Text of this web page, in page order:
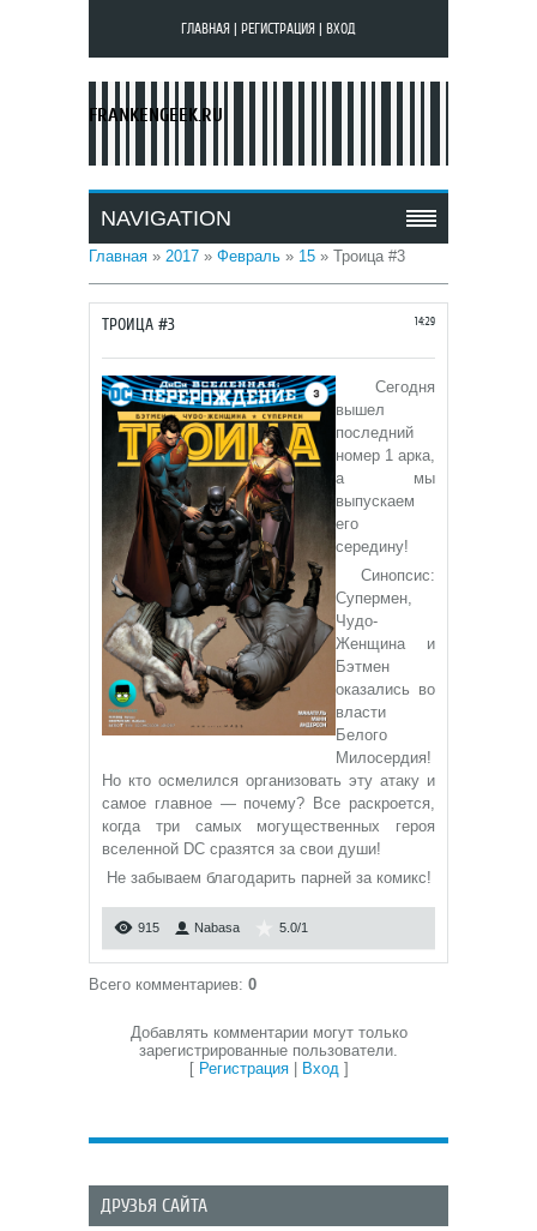
ГЛАВНАЯ РЕГИСТРАЦИЯ ВХОД
FRANKENGEEK.RU
NAVIGATION
Главная » 2017 » Февраль » 15 » Троица #3
14:29
ТРОИЦА #3
Сегодня
вышел
последний
номер 1 арка,
а мы
выпускаем
его
середину!
Синопсис:
Супермен,
Чудо-
Женщина и
Бэтмен
оказались во
власти
Белого
Милосердия!
Но кто осмелился организовать эту атаку и
самое главное — почему? Все раскроется,
когда три самых могущественных героя
вселенной DC сразятся за свои души!
Не забываем благодарить парней за комикс!
915 Nabasa 5.0/1
Всего комментариев: 0
Добавлять комментарии могут только
зарегистрированные пользователи.
[ Регистрация| Вход]
ДРУЗЬЯ САЙТА